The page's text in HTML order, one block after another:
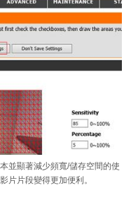
並顯著減少頻寬/儲存空間的使
片片段變得更加便利。